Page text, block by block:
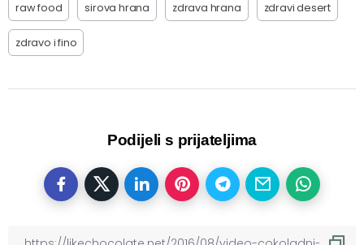
raw food sirova hrana zdrava hrana zdravi desert
zdravo i fino
Podijeli s prijateljima